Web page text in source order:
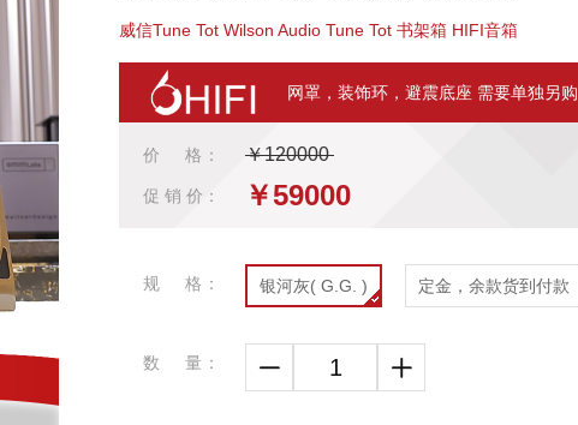
威信Tune Tot Wilson Audio Tune Tot 书架箱 HIFI音箱
网罩，装饰环，避震底座 需要单独另购
价 格： ￥120000
促 销 价： ￥59000
规 格： 银河灰( G.G. ) 定金，余款货到付款
数 量：